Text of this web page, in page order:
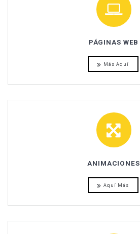
PÁGINAS WEB
Más Aquí
ANIMACIONES
Aquí Más